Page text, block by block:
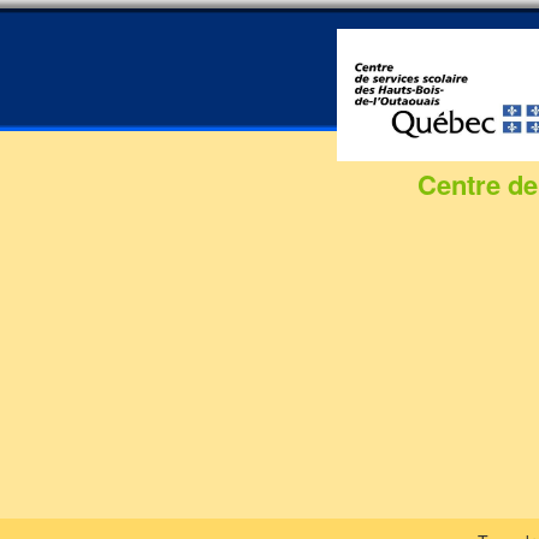
Formation commis
service à la clientèle :
trouver un emploi
Centre